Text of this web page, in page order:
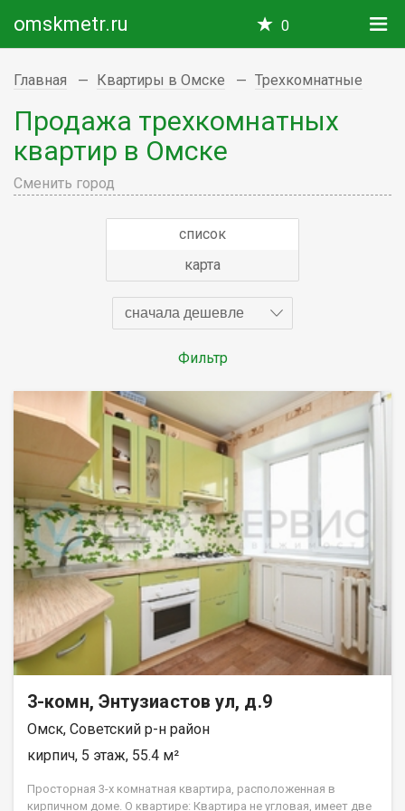
omskmetr.ru 0
Главная Квартиры в Омске Трехкомнатные
Продажа трехкомнатных
квартир в Омске
Сменить город
список
карта
сначала дешевле
Фильтр
3-комн, Энтузиастов ул, д.9
Омск, Советский р-н район
кирпич, 5 этаж, 55.4 м²
Просторная 3-х комнатная квартира, расположенная в
кирпичном доме. О квартире: Квартира не угловая, имеет две